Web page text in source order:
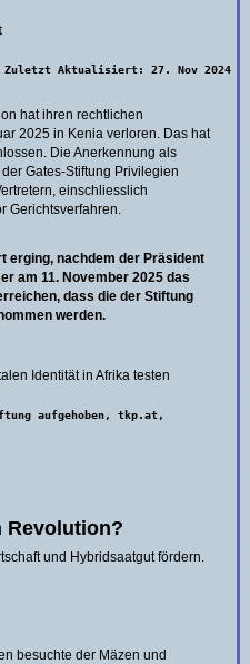
Aktualisiert: 27. Nov 2024
hat ihren rechtlichen
2025 in Kenia verloren. Das hat
Die Anerkennung als
Gates-Stiftung Privilegien
einschliesslich
Gerichtsverfahren.
erging, nachdem der Präsident
am 11. November 2025 das
dass die der Stiftung
werden.
Identität in Afrika testen
aufgehoben, tkp.at,
Revolution?
und Hybridsaatgut fördern.
besuchte der Mäzen und